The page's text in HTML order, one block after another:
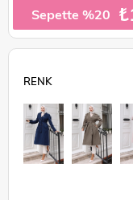
Sepette %20